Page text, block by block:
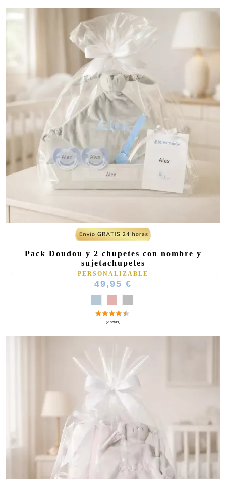
Pack Doudou y 2 chupetes con nombre y
sujetachupetes
PERSONALIZABLE
49,95 €